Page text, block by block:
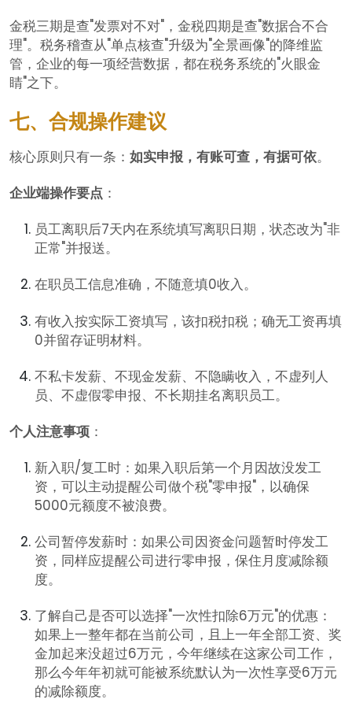
金税三期是查"发票对不对"，金税四期是查"数据合不合
理"。税务稽查从"单点核查"升级为"全景画像"的降维监
管，企业的每一项经营数据，都在税务系统的"火眼金
睛"之下。
七、合规操作建议
核心原则只有一条： 如实申报，有账可查，有据可依。
企业端操作要点 ：
员工离职后7天内在系统填写离职日期，状态改为"非
正常"并报送。
在职员工信息准确，不随意填0收入。
有收入按实际工资填写，该扣税扣税；确无工资再填
0并留存证明材料。
不私卡发薪、不现金发薪、不隐瞒收入，不虚列人
员、不虚假零申报、不长期挂名离职员工。
个人注意事项 ：
新入职/复工时：如果入职后第一个月因故没发工
资，可以主动提醒公司做个税"零申报"，以确保
5000元额度不被浪费。
公司暂停发薪时：如果公司因资金问题暂时停发工
资，同样应提醒公司进行零申报，保住月度减除额
度。
了解自己是否可以选择"一次性扣除6万元"的优惠：
如果上一整年都在当前公司，且上一年全部工资、奖
金加起来没超过6万元，今年继续在这家公司工作，
那么今年年初就可能被系统默认为一次性享受6万元
的减除额度。